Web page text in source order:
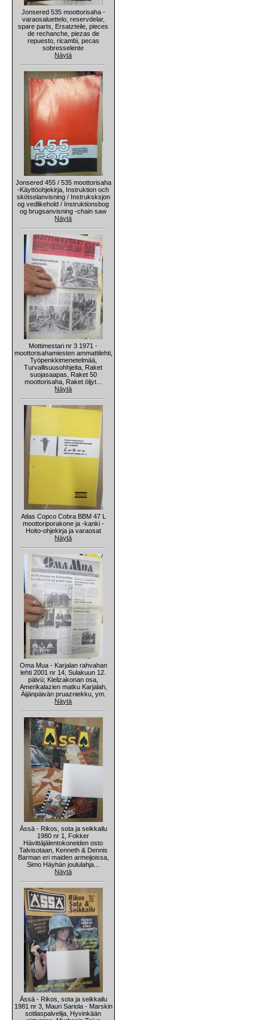
Jonsered 535 moottorisaha -
varaosaluettelo, reservdelar,
spare parts, Ersatzteile, pieces
de rechanche, piezas de
repuesto, ricambi, pecas
sobresselente
Näytä
Jonsered 455 / 535 moottorisaha
-Käyttöohjekirja, Instruktion och
skötselanvisning / Instruksksjon
og vedlikehold / Instruktionsbog
og brugsanvisning -chain saw
Näytä
Mottimestari nr 3 1971 -
moottorisahamiesten ammattilehti,
Työpenkkimenetelmää,
Turvallisuusohhjeita, Raket
suojasaapas, Raket 50
moottorisaha, Raket öljyt...
Näytä
Atlas Copco Cobra BBM 47 L
moottoriporakone ja -kanki -
Hoito-ohjekirja ja varaosat
Näytä
Oma Mua - Karjalan rahvahan
lehti 2001 nr 14, Sulakuun 12.
päivü; Kielizakonan osa,
Amerikalazien matku Karjalah,
Äijänpäivän pruazniekku, ym.
Näytä
Ässä - Rikos, sota ja seikkailu
1980 nr 1, Fokker
Hävittäjälentokoneiden osto
Talvisotaan, Kenneth & Dennis
Barman eri maiden armeijoissa,
Simo Häyhän joululahja...
Näytä
Ässä - Rikos, sota ja seikkailu
1981 nr 3, Mauri Sariola - Marskin
sotilaspalvelija, Hyvinkään